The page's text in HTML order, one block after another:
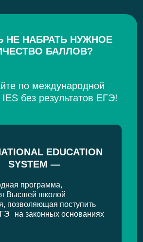
НЕ НАБРАТЬ НУЖНОЕ
БАЛЛОВ?
по международной
без результатов ЕГЭ!
EDUCATION
SYSTEM —
программа,
Высшей школой
позволяющая поступить
на законных основаниях